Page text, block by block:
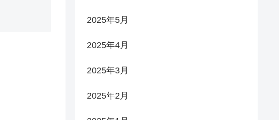
2025年5月
2025年4月
2025年3月
2025年2月